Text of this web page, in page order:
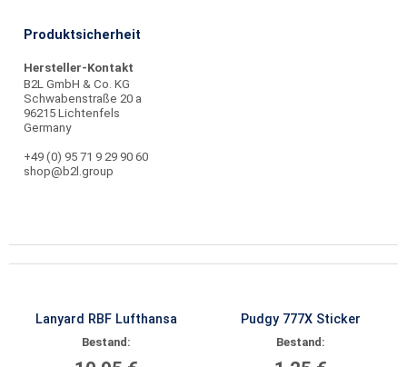
Produktsicherheit
Hersteller-Kontakt
B2L GmbH & Co. KG
Schwabenstraße 20 a
96215 Lichtenfels
Germany
+49 (0) 95 71 9 29 90 60
shop@b2l.group
Lanyard RBF Lufthansa
Bestand:
Pudgy 777X Sticker
Bestand: